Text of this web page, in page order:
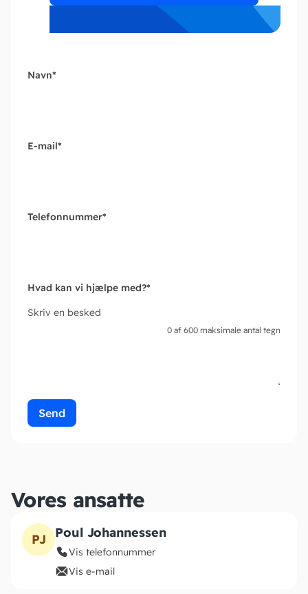
Navn*
E-mail*
Telefonnummer*
Hvad kan vi hjælpe med?*
Skriv en besked
0 af 600 maksimale antal tegn
Vores ansatte
PJ Poul Johannessen
Vis telefonnummer
Vis e-mail